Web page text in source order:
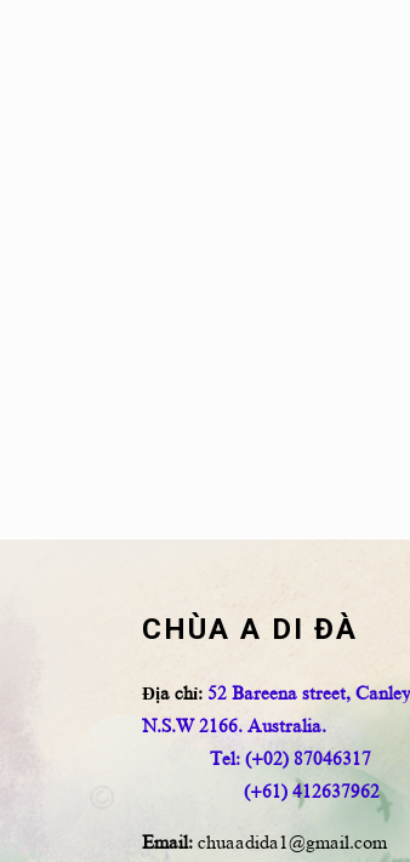
CHÙA A DI ĐÀ
Địa chỉ: 52 Bareena street,
N.S.W 2166. Australia.
Tel: (+02) 87046317
(+61) 412637962
Email: chuaadida1@gmail.com